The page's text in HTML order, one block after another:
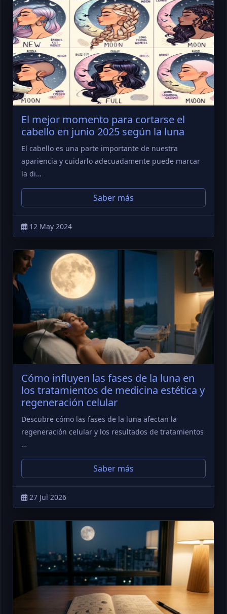
El mejor momento para cortarse el
cabello en junio 2025 según la luna
El cabello es una parte importante de nuestra
apariencia y cuidarlo adecuadamente puede marcar
la di…
Saber más
12 May 2024
Cómo influyen las fases de la luna en
los tratamientos de medicina estética y
regeneración celular
Descubre cómo las fases de la luna afectan la
regeneración celular y los resultados de tratamientos
…
Saber más
27 Jul 2026